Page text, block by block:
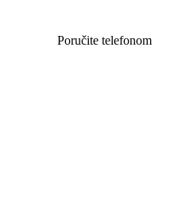
Poručite telefonom